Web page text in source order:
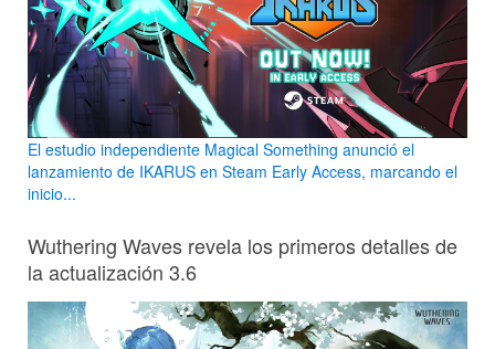
El estudio independiente Magical Something anunció el
lanzamiento de IKARUS en Steam Early Access, marcando el
inicio...
Wuthering Waves revela los primeros detalles de
la actualización 3.6